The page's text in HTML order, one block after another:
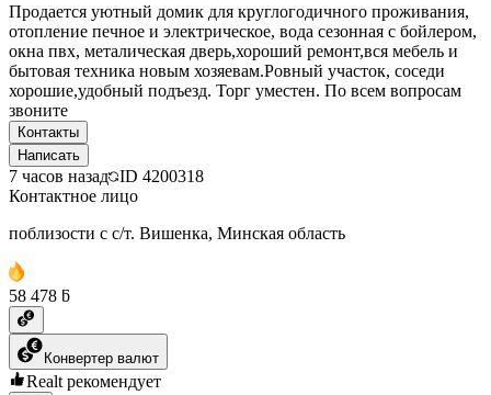
Продается уютный домик для круглогодичного проживания,
отопление печное и электрическое, вода сезонная с бойлером,
окна пвх, металическая дверь,хороший ремонт,вся мебель и
бытовая техника новым хозяевам.Ровный участок, соседи
хорошие,удобный подъезд. Торг уместен. По всем вопросам
звоните
Контакты
Написать
7 часов назад ID 4200318
Контактное лицо
поблизости с с/т. Вишенка, Минская область
58 478 ƃ
Конвертер валют
Realt рекомендует